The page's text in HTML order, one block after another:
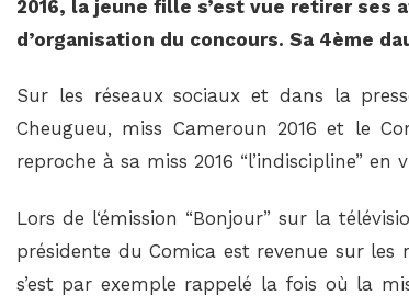
2016, la jeune fille s’est vue retirer ses
d’organisation du concours. Sa 4ème
Sur les réseaux sociaux et dans la
Cheugueu, miss Cameroun 2016 et le
reproche à sa miss 2016 “l’indiscipline”
Lors de l‘émission “Bonjour” sur la
présidente du Comica est revenue sur les
s’est par exemple rappelé la fois où la